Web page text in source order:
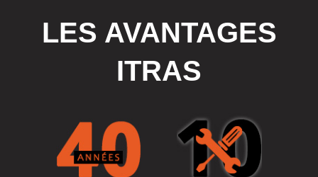
LES AVANTAGES
ITRAS